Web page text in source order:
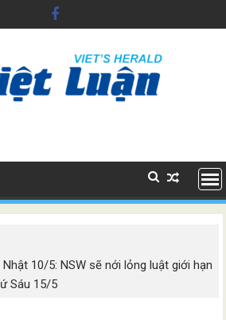
10/5: NSW sẽ nới lỏng luật giới hạn
Sáu 15/5